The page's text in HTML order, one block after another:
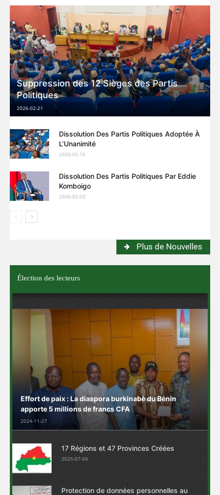
Suppression des 12 Sièges des Partis
Politiques
2026-02-21
Dissolution Des Partis Politiques Adoptée À
L’Unanimité
2026-02-10
Dissolution Des Partis Politiques Par Eddie
Komboigo
2026-02-03
Plus de Nouvelles
Élection des lecteurs
Effort de paix : La diaspora burkinabè du Bénin
apporte 5 millions de francs CFA
2024-11-27
17 Régions et 47 Provinces Créées
2025-07-04
Protection de données personnelles au